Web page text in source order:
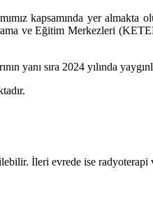
kapsamında yer almakta
ve Eğitim Merkezleri
yanı sıra 2024 yılında
İleri evrede ise